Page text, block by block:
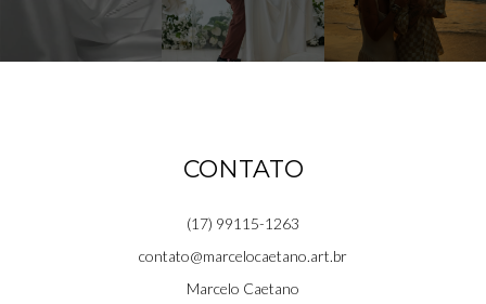
CONTATO
(17) 99115-1263
contato@marcelocaetano.art.br
Marcelo Caetano